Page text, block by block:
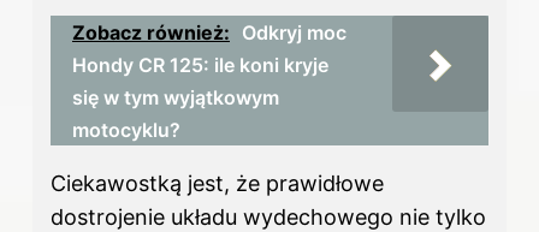
Zobacz również: Odkryj moc
Hondy CR 125: ile koni kryje
się w tym wyjątkowym
motocyklu?
Ciekawostką jest, że prawidłowe
dostrojenie układu wydechowego nie tylko